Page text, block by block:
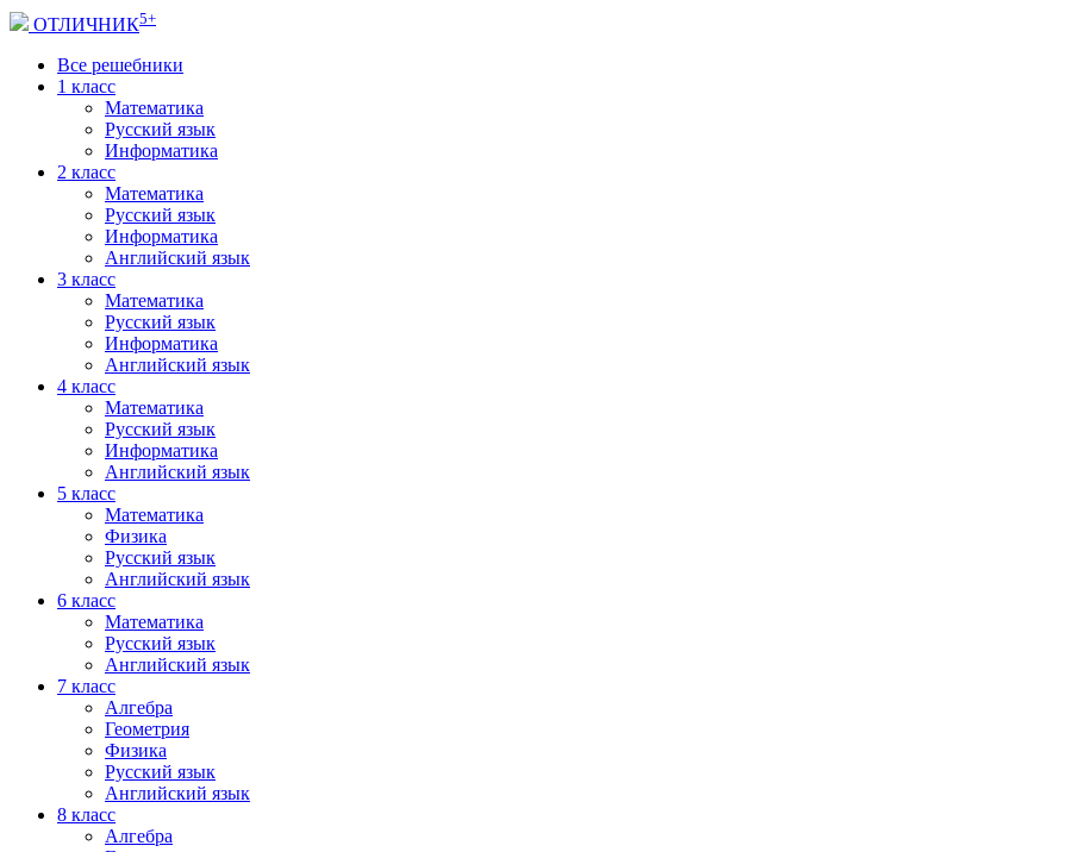
ОТЛИЧНИК5+
Все решебники
1 класс
Математика
Русский язык
Информатика
2 класс
Математика
Русский язык
Информатика
Английский язык
3 класс
Математика
Русский язык
Информатика
Английский язык
4 класс
Математика
Русский язык
Информатика
Английский язык
5 класс
Математика
Физика
Русский язык
Английский язык
6 класс
Математика
Русский язык
Английский язык
7 класс
Алгебра
Геометрия
Физика
Русский язык
Английский язык
8 класс
Алгебра